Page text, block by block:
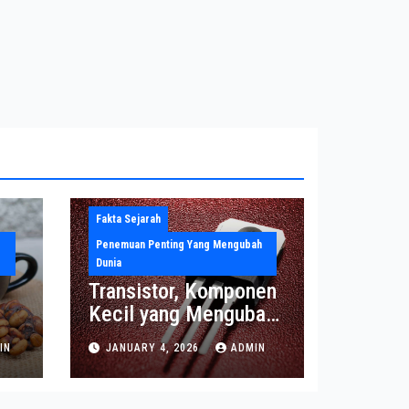
Fakta Sejarah
Penemuan Penting Yang Mengubah
Dunia
Transistor, Komponen
Kecil yang Mengubah
Dunia Elektronika
Modern
JANUARY 4, 2026 ADMIN